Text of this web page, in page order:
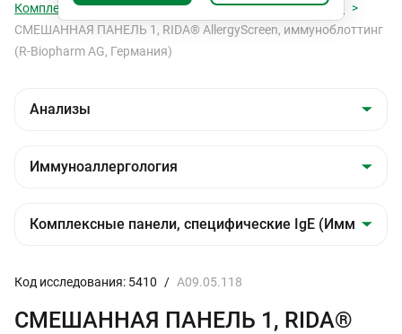
Комплексные панели, специфические IgE (Иммуноблот)
СМЕШАННАЯ ПАНЕЛЬ 1, RIDA® AllergyScreen, иммуноблоттинг
(R-Biopharm AG, Германия)
Код исследования: 5410 / A09.05.118
СМЕШАННАЯ ПАНЕЛЬ 1, RIDA®